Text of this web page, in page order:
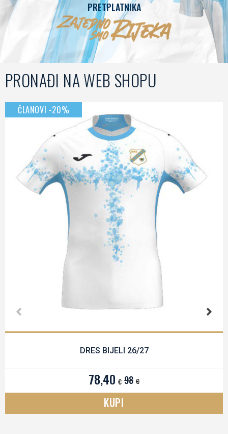
PRETPLATNIKA
PRONAĐI NA WEB SHOPU
ČLANOVI -20%
DRES BIJELI 26/27
€
78,40 €
98
KUPI